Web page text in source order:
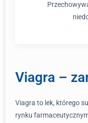
Viagra –
Viagra to lek, którego
rynku